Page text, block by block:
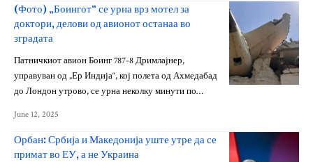
(Фото) „Боингот“ се урна врз мотел за
доктори, делови од авионот останаа во
зградата
Патничкиот авион Боинг 787-8 Дримлајнер,
управуван од „Ер Индија“, кој полета од Ахмедабад
до Лондон утрово, се урна неколку минути по…
June 12, 2025
Орбан: Србија и Македонија уште утре да се
примат во ЕУ, а не Украина